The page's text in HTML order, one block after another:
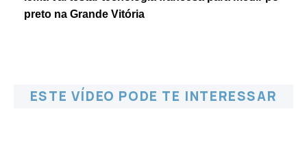
preto na Grande Vitória
ESTE VÍDEO PODE TE INTERESSAR